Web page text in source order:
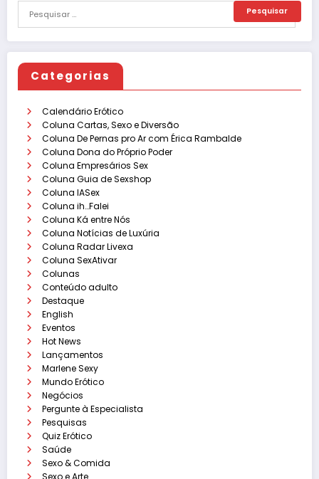
Categorias
Calendário Erótico
Coluna Cartas, Sexo e Diversão
Coluna De Pernas pro Ar com Érica Rambalde
Coluna Dona do Próprio Poder
Coluna Empresários Sex
Coluna Guia de Sexshop
Coluna IASex
Coluna ih…Falei
Coluna Ká entre Nós
Coluna Notícias de Luxúria
Coluna Radar Livexa
Coluna SexAtivar
Colunas
Conteúdo adulto
Destaque
English
Eventos
Hot News
Lançamentos
Marlene Sexy
Mundo Erótico
Negócios
Pergunte à Especialista
Pesquisas
Quiz Erótico
Saúde
Sexo & Comida
Sexo e Arte